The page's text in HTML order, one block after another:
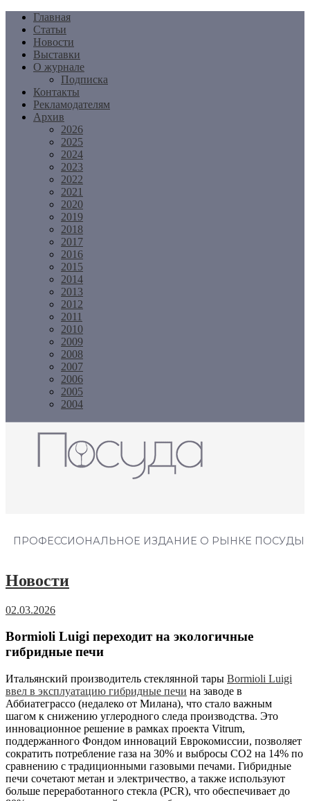
Перейти
содержимому
Главная
Статьи
Новости
Выставки
О журнале
Подписка
Контакты
Рекламодателям
Архив
2026
2025
2024
2023
2022
2021
2020
2019
2018
2017
2016
2015
2014
2013
2012
2011
2010
2009
2008
2007
2006
2005
2004
ПРОФЕССИОНАЛЬНОЕ ИЗДАНИЕ О РЫНКЕ ПОСУДЫ
Новости
02.03.2026
Bormioli Luigi переходит на экологичные
гибридные печи
Итальянский производитель стеклянной тары Bormioli Luigi
ввел в эксплуатацию гибридные печи на заводе в
Аббиатеграссо (недалеко от Милана), что стало важным
шагом к снижению углеродного следа производства. Это
инновационное решение в рамках проекта Vitrum,
поддержанного Фондом инноваций Еврокомиссии, позволяет
сократить потребление газа на 30% и выбросы CO2 на 14% по
сравнению с традиционными газовыми печами. Гибридные
печи сочетают метан и электричество, а также используют
больше переработанного стекла (PCR), что обеспечивает до